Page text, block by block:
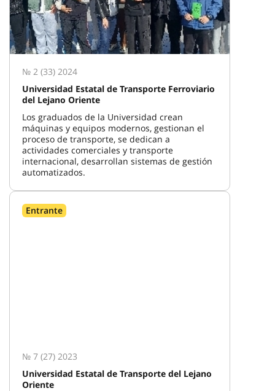
№ 2 (33) 2024
Universidad Estatal de Transporte Ferroviario
del Lejano Oriente
Los graduados de la Universidad crean
máquinas y equipos modernos, gestionan el
proceso de transporte, se dedican a
actividades comerciales y transporte
internacional, desarrollan sistemas de gestión
automatizados.
Entrante
№ 7 (27) 2023
Universidad Estatal de Transporte del Lejano
Oriente